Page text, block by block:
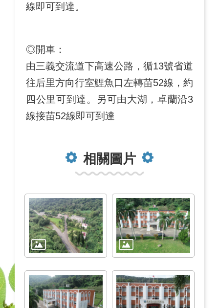
線即可到達。
◎開車：
由三義交流道下高速公路，循13號省道
往后里方向行室鯉魚口左轉苗52線，約
四公里可到達。另可由大湖，卓蘭沿3
線接苗52線即可到達
相關圖片